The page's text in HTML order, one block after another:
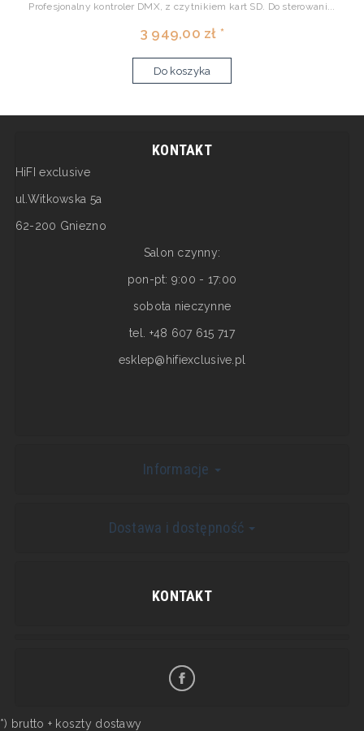
Profesjonalny kontroler DMX, z czytnikiem kart SD. Do sterowani...
3 949,00 zł *
Do koszyka
KONTAKT
HiFI exclusive
ul.Witkowska 5a
62-200 Gniezno
Salon czynny:
pon-pt: 9:00 - 17:00
sobota nieczynne
tel. +48 607 615 717
esklep@hifiexclusive.pl
Informacje
Dostawa i dostępność
KONTAKT
*) brutto + koszty dostawy